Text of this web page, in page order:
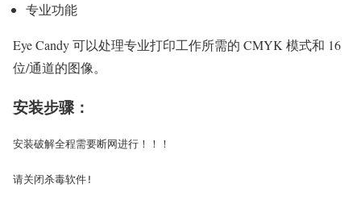
专业功能
Eye Candy 可以处理专业打印工作所需的 CMYK 模式和 16
位/通道的图像。
安装步骤：
安装破解全程需要断网进行！！！
请关闭杀毒软件!